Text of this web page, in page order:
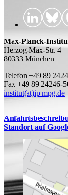
Max-Planck-
Herzog-Max-Str. 4
80333 München
Telefon +49 89
Fax +49 89 24246-
institut(at)ip.mpg.de
Standort auf